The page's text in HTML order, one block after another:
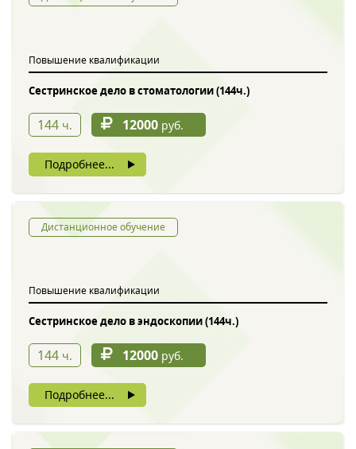
Повышение квалификации
Сестринское дело в стоматологии (144ч.)
144 ч. 12000 руб.
Подробнее...
Дистанционное обучение
Повышение квалификации
Сестринское дело в эндоскопии (144ч.)
144 ч. 12000 руб.
Подробнее...
Нажимая на кнопку, вы даете согласие на обработку своих